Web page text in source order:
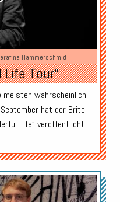
Hammerschmid
Life Tour“
meisten wahrscheinlich
hat der Brite
Life“ veröffentlicht...
Audio-
Player